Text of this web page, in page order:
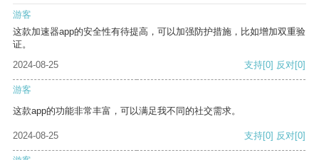
游客
这款加速器app的安全性有待提高，可以加强防护措施，比如增加双重验
证。
2024-08-25
支持[0] 反对[0]
游客
这款app的功能非常丰富，可以满足我不同的社交需求。
2024-08-25 支持[0] 反对[0]